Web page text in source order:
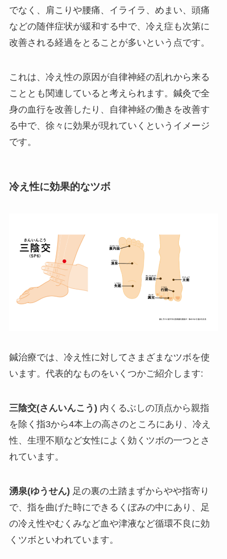
でなく、肩こりや腰痛、イライラ、めまい、頭痛
などの随伴症状が緩和する中で、冷え症も次第に
改善される経過をとることが多いという点です。
これは、冷え性の原因が自律神経の乱れから来る
こととも関連していると考えられます。鍼灸で全
身の血行を改善したり、自律神経の働きを改善す
る中で、徐々に効果が現れていくというイメージ
です。
冷え性に効果的なツボ
鍼治療では、冷え性に対してさまざまなツボを使
います。代表的なものをいくつかご紹介します:
三陰交(さんいんこう) 内くるぶしの頂点から親指
を除く指3から4本上の高さのところにあり、冷え
性、生理不順など女性によく効くツボの一つとさ
れています。
湧泉(ゆうせん) 足の裏の土踏まずからやや指寄り
で、指を曲げた時にできるくぼみの中にあり、足
の冷え性やむくみなど血や津液など循環不良に効
くツボといわれています。